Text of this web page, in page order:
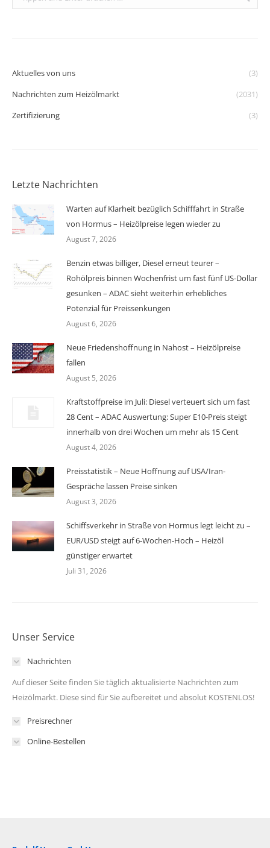
Aktuelles von uns
(3)
Nachrichten zum Heizölmarkt
(2031)
Zertifizierung
(3)
Letzte Nachrichten
Warten auf Klarheit bezüglich Schifffahrt in Straße
von Hormus – Heizölpreise legen wieder zu
August 7, 2026
Benzin etwas billiger, Diesel erneut teurer –
Rohölpreis binnen Wochenfrist um fast fünf US-Dollar
gesunken – ADAC sieht weiterhin erhebliches
Potenzial für Preissenkungen
August 6, 2026
Neue Friedenshoffnung in Nahost – Heizölpreise
fallen
August 5, 2026
Kraftstoffpreise im Juli: Diesel verteuert sich um fast
28 Cent – ADAC Auswertung: Super E10-Preis steigt
innerhalb von drei Wochen um mehr als 15 Cent
August 4, 2026
Preisstatistik – Neue Hoffnung auf USA/Iran-
Gespräche lassen Preise sinken
August 3, 2026
Schiffsverkehr in Straße von Hormus legt leicht zu –
EUR/USD steigt auf 6-Wochen-Hoch – Heizöl
günstiger erwartet
Juli 31, 2026
Unser Service
Nachrichten
Auf dieser Seite finden Sie täglich aktualisierte Nachrichten zum
Heizölmarkt. Diese sind für Sie aufbereitet und absolut KOSTENLOS!
Preisrechner
Online-Bestellen